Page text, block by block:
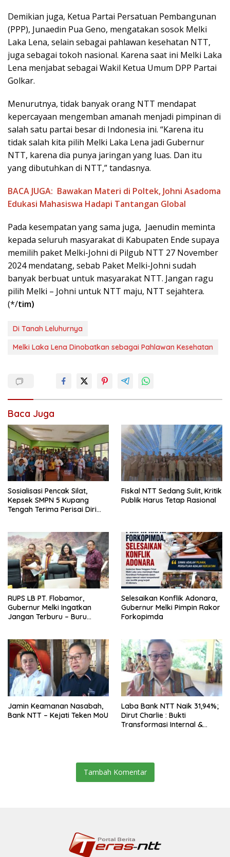
Demikian juga, Ketua Partai Persatuan Pembangunan
(PPP), Junaedin Pua Geno, mengatakan sosok Melki
Laka Lena, selain sebagai pahlawan kesehatan NTT,
juga sebagai tokoh nasional. Karena saat ini Melki Laka
Lena menjabat sebagai Wakil Ketua Umum DPP Partai
Golkar.
Menurutnya, tidak banyak orang NTT mendapat
kepercayaan mengemban amanah menjadi pimpinan di
salah satu partai besar di Indonesia ini. “Karena itu
tidak salah kita pilih Melki Laka Lena jadi Gubernur
NTT, karena dia punya jaringan yang luas. Dan itu
yang dibutuhkan di NTT,” tandasnya.
BACA JUGA: Bawakan Materi di Poltek, Johni Asadoma
Edukasi Mahasiswa Hadapi Tantangan Global
Pada kesempatan yang sama juga, Jaenudin meminta
kepada seluruh masyarakat di Kabupaten Ende supaya
memilih paket Melki-Johni di Pilgub NTT 27 November
2024 mendatang, sebab Paket Melki-Johni sudah
banyak berbuat untuk masyarakat NTT. Jangan ragu
pilih Melki – Johni untuk NTT maju, NTT sejahtera.
(*/tim)
Di Tanah Leluhurnya
Melki Laka Lena Dinobatkan sebagai Pahlawan Kesehatan
Baca Juga
Sosialisasi Pencak Silat,
Kepsek SMPN 5 Kupang
Tengah Terima Perisai Diri
Fiskal NTT Sedang Sulit, Kritik
Publik Harus Tetap Rasional
RUPS LB PT. Flobamor,
Gubernur Melki Ingatkan
Jangan Terburu – Buru
Selesaikan Konflik Adonara,
Gubernur Melki Pimpin Rakor
Forkopimda
Jamin Keamanan Nasabah,
Bank NTT – Kejati Teken MoU
Laba Bank NTT Naik 31,94%;
Dirut Charlie : Bukti
Transformasi Internal &
Tambah Komentar